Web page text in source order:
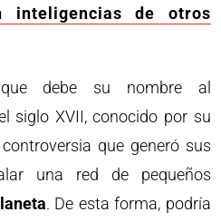
inteligencias de otros
debe su nombre al
siglo XVII, conocido por su
que generó sus
una red de pequeños
. De esta forma, podría